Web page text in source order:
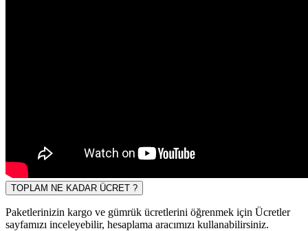
TOPLAM NE KADAR ÜCRET ?
Paketlerinizin kargo ve gümrük ücretlerini öğrenmek için Ücretler
sayfamızı inceleyebilir, hesaplama aracımızı kullanabilirsiniz.